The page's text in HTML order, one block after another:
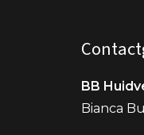
BB
Bianca